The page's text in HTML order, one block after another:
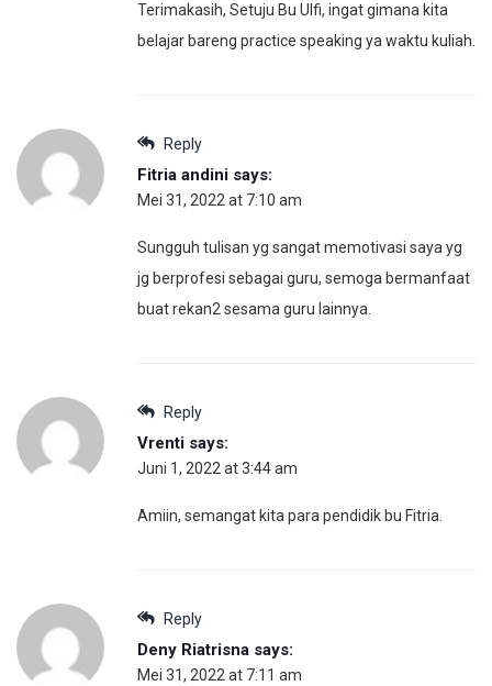
Terimakasih, Setuju Bu Ulfi, ingat gimana kita
belajar bareng practice speaking ya waktu kuliah.
Reply
Fitria andini says:
Mei 31, 2022 at 7:10 am
Sungguh tulisan yg sangat memotivasi saya yg
jg berprofesi sebagai guru, semoga bermanfaat
buat rekan2 sesama guru lainnya.
Reply
Vrenti says:
Juni 1, 2022 at 3:44 am
Amiin, semangat kita para pendidik bu Fitria.
Reply
Deny Riatrisna says:
Mei 31, 2022 at 7:11 am